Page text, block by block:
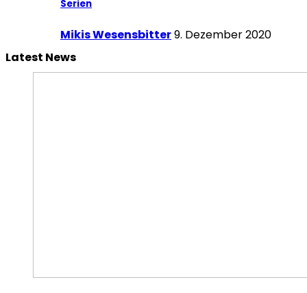
Serien
Mikis Wesensbitter9. Dezember 2020
Latest News